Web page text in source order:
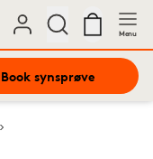
Menu
Book synsprøve